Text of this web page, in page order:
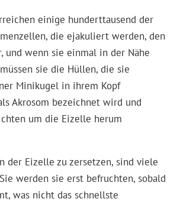
einige hunderttausend der
die ejakuliert werden, den
und wenn sie einmal in der Nähe
sie die Hüllen, die sie
Minikugel in ihrem Kopf
Akrosom bezeichnet wird und
um die Eizelle herum
der Eizelle zu zersetzen, sind viele
werden sie erst befruchten, sobald
was nicht das schnellste